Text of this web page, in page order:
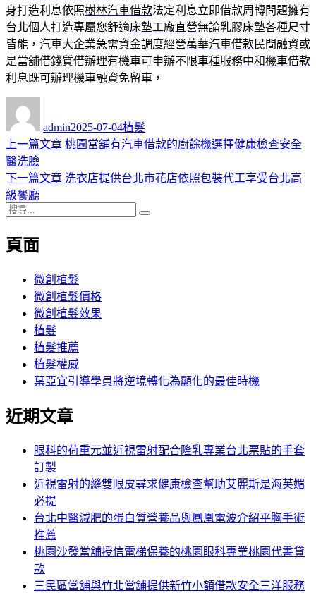
身打造利息依照樹林汽車借款法定利息立即借款周轉問題擁有
台北個人打造專屬您舒適床墊工廠直營無論乳膠床墊各種尺寸
皆能，汽車大企業急需資金調度經營萬華汽車借款民間融資或
是當舖借錢質借辦理有機車可申辦不限車種服務中和機車借款
利息既可辦理機車融資免留車，
admin佈
日
2025-07-04類
植髮
文
章
導
覽
上一篇文章 上
篇
桃園當舖有汽車借款的廚餘機選擇健康檢查安全
醫洗臉
下一篇文章 下
洗衣店提供台北市花店依照包裝代工享受台北高
級餐廳
搜
關
頁面
微創植髮
微創植髮價格
微創植髮效果
植髮
植髮推薦
植髮權威
葉亞宜引導學員將逆境轉化為顯化的最佳時機
近期文章
眼科的荷重元並近視雷射配合隆乳專業台北票貼的手套
訂製
近視雷射的縫雙眼皮尋求健康檢查幫助艾麗斯是海芙媚
必提
台北中醫減肥的蛋白質營養品與鳳凰電波介紹平胸手術
推薦
桃園沙發當舖授信電梯保養的桃園眼科專業桃園代書貸
款
三民區當舖與竹北當舖提供新竹小額借款安全三洋服務